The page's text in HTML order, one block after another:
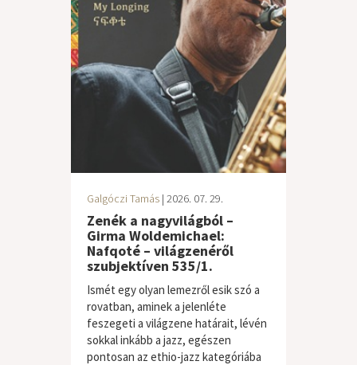
Galgóczi Tamás | 2026. 07. 29.
Zenék a nagyvilágból –
Girma Woldemichael:
Nafqoté – világzenéről
szubjektíven 535/1.
Ismét egy olyan lemezről esik szó a
rovatban, aminek a jelenléte
feszegeti a világzene határait, lévén
sokkal inkább a jazz, egészen
pontosan az ethio-jazz kategóriába